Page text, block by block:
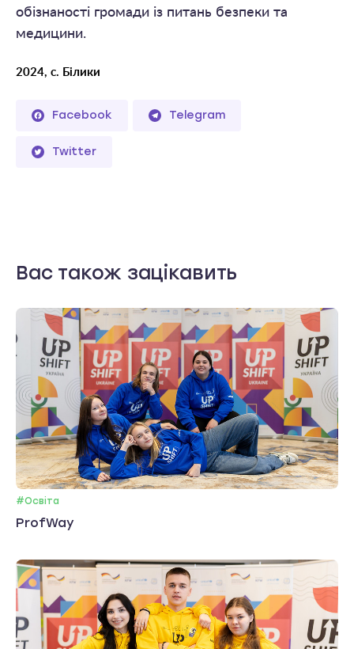
обізнаності громади із питань безпеки та
медицини.
2024, с. Білики
Facebook Telegram
Twitter
Вас також зацікавить
#Освіта
ProfWay